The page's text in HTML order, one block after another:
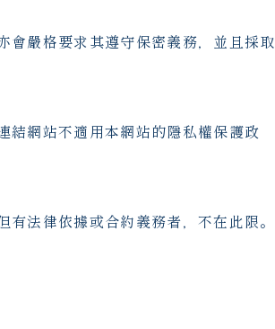
會嚴格要求其遵守保密義務，並且採取
結網站不適用本網站的隱私權保護政
法律依據或合約義務者，不在此限。